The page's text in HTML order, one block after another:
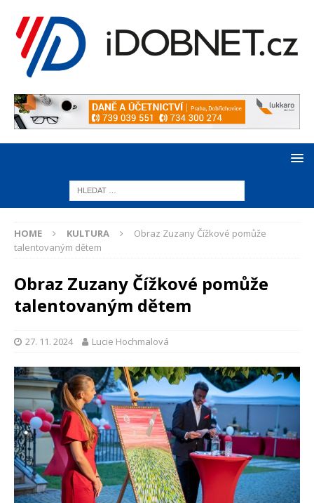
HOME KULTURA
Obraz Zuzany Čížkové pomůže
talentovaným dětem
Obraz Zuzany Čížkové pomůže
talentovaným dětem
27. 11. 2024 Lucie Hochmalová